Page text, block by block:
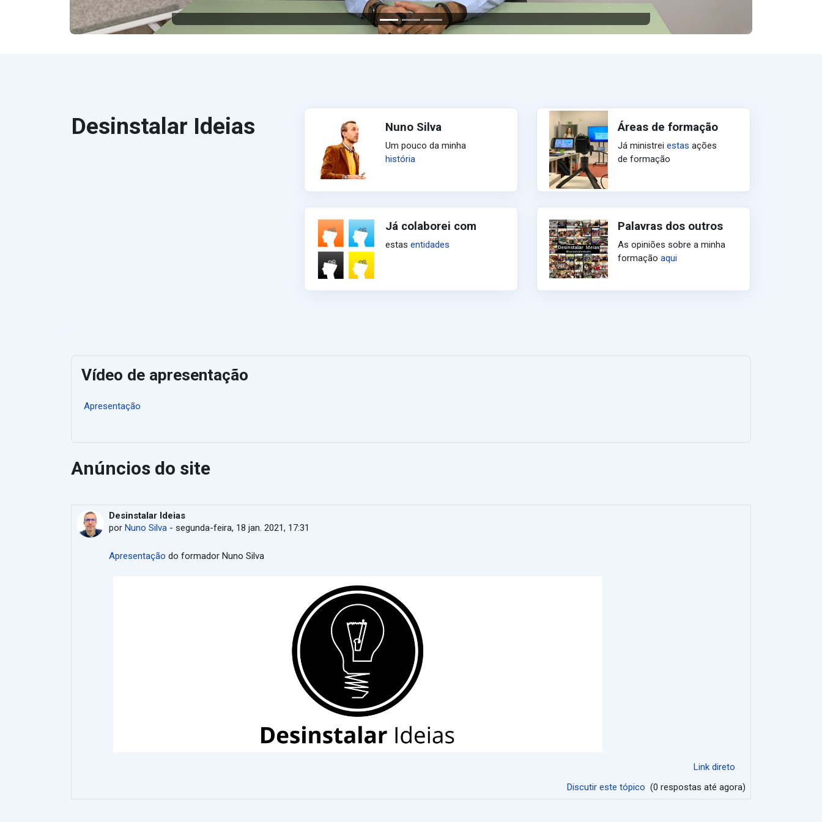
Desinstalar Ideias Nuno Silva
Um pouco da minha
história
Áreas de formação
Já ministrei estas ações
de formação
Já colaborei com
estas entidades
Palavras dos outros
As opiniões sobre a minha
formação aqui
Vídeo de apresentação
Apresentação
Anúncios do site
Desinstalar Ideias
por Nuno Silva- segunda-feira, 18 jan. 2021, 17:31
Apresentação do formador Nuno Silva
Link direto
Discutir este tópico (0 respostas até agora)